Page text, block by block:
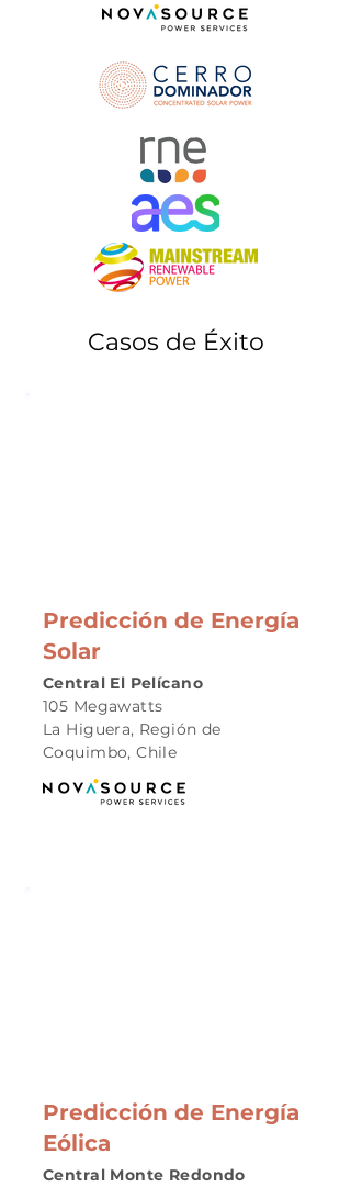
Casos de Éxito
Predicción de Energía
Solar
Central El Pelícano
105 Megawatts
La Higuera, Región de
Coquimbo, Chile
Predicción de Energía
Eólica
Central Monte Redondo